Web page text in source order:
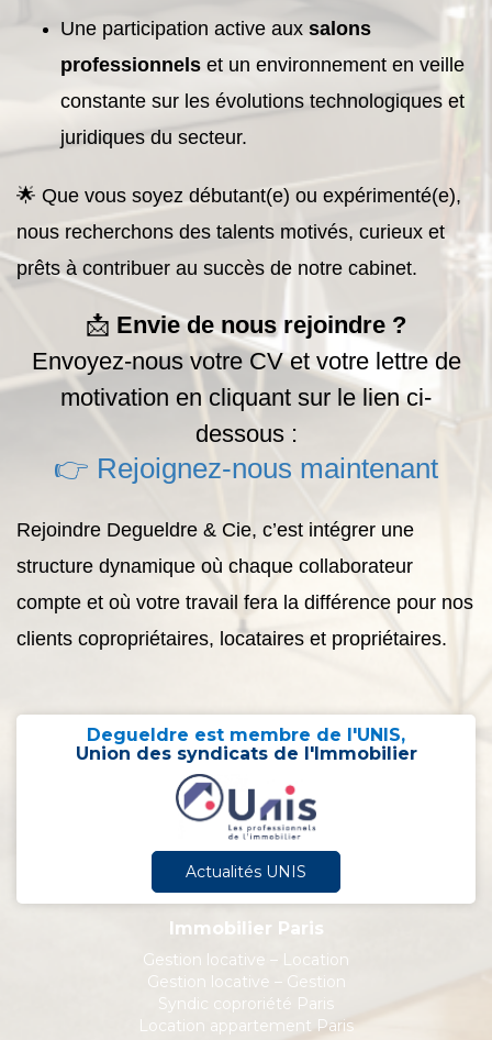
Une participation active aux salons
professionnels et un environnement en veille
constante sur les évolutions technologiques et
juridiques du secteur.
🌟 Que vous soyez débutant(e) ou expérimenté(e),
nous recherchons des talents motivés, curieux et
prêts à contribuer au succès de notre cabinet.
📩 Envie de nous rejoindre ?
Envoyez-nous votre CV et votre lettre de
motivation en cliquant sur le lien ci-
dessous :
👉 Rejoignez-nous maintenant
Rejoindre Degueldre & Cie, c’est intégrer une
structure dynamique où chaque collaborateur
compte et où votre travail fera la différence pour nos
clients copropriétaires, locataires et propriétaires.
Degueldre est membre de l'UNIS,
Union des syndicats de l'Immobilier
Actualités UNIS
Immobilier Paris
Gestion locative – Location
Gestion locative – Gestion
Syndic coproriété Paris
Location appartement Paris